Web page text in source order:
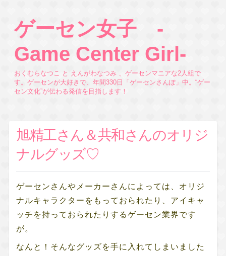
ゲーセン女子 -
Game Center Girl-
おくむらなつこ と えんがわなつみ 、ゲーセンマニアな2人組で
す。ゲーセンが大好きで、年間330日「ゲーセンさんぽ」中。“ゲー
セン文化”が伝わる発信を目指します！
旭精工さん＆共和さんのオリジ
ナルグッズ♡
ゲーセンさんやメーカーさんによっては、オリジ
ナルキャラクターをもっておられたり、アイキャ
ッチを持っておられたりするゲーセン業界です
が。
なんと！そんなグッズを手に入れてしまいました